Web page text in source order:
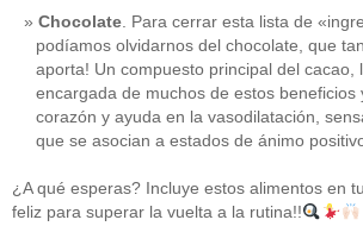
CATEGORÍAS
acido-folico (4)
alergias(3)
alimentos(22)
alimentos-perjudiaciales (17)
Chocolate. Para cerrar esta lista de
podíamos olvidarnos del chocolate, que
aporta! Un compuesto principal del cacao,
encargada de muchos de estos beneficios
corazón y ayuda en la vasodilatación,
que se asocian a estados de ánimo
¿A qué esperas? Incluye estos alimentos en
feliz para superar la vuelta a la rutina!!